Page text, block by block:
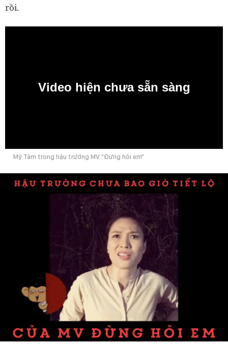
rồi.
Video hiện chưa sẵn sàng
Mỹ Tâm trong hậu trường MV "Đừng hỏi em"